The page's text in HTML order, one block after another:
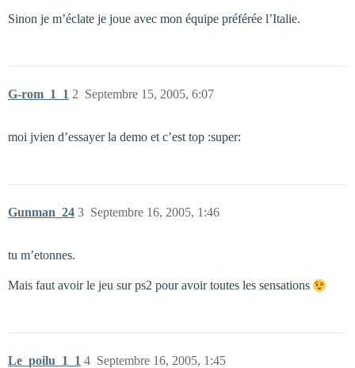
Sinon je m’éclate je joue avec mon équipe préférée l’Italie.
G-rom_1_1 Septembre 15, 2005, 6:07
2
moi jvien d’essayer la demo et c’est top :super:
Gunman_24 Septembre 16, 2005, 1:46
3
tu m’etonnes.
Mais faut avoir le jeu sur ps2 pour avoir toutes les sensations
Le_poilu_1_1 Septembre 16, 2005, 1:45
4